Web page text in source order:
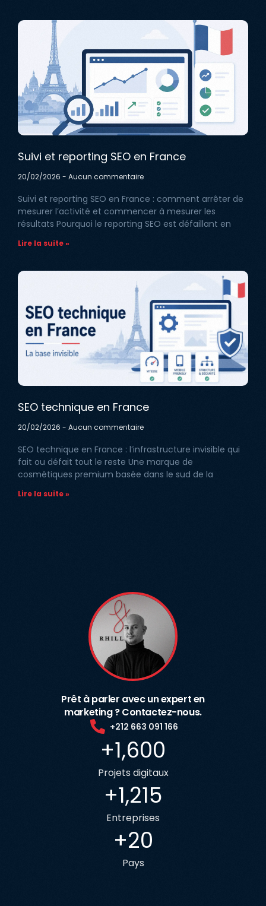
Suivi et reporting SEO en France
20/02/2026 Aucun commentaire
Suivi et reporting SEO en France : comment arrêter de
mesurer l’activité et commencer à mesurer les
résultats Pourquoi le reporting SEO est défaillant en
Lire la suite »
SEO technique en France
20/02/2026 Aucun commentaire
SEO technique en France : l’infrastructure invisible qui
fait ou défait tout le reste Une marque de
cosmétiques premium basée dans le sud de la
Lire la suite »
Prêt à parler avec un expert en
marketing ? Contactez-nous.
+212 663 091 166
Projets digitaux
+1,600
Entreprises
+1,215
Pays
+20